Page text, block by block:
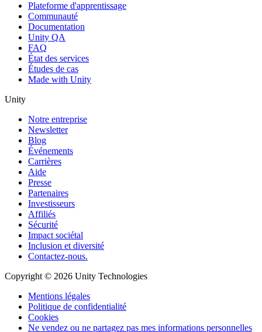
Plateforme d'apprentissage
Communauté
Documentation
Unity QA
FAQ
État des services
Études de cas
Made with Unity
Unity
Notre entreprise
Newsletter
Blog
Événements
Carrières
Aide
Presse
Partenaires
Investisseurs
Affiliés
Sécurité
Impact sociétal
Inclusion et diversité
Contactez-nous.
Copyright © 2026 Unity Technologies
Mentions légales
Politique de confidentialité
Cookies
Ne vendez ou ne partagez pas mes informations personnelles